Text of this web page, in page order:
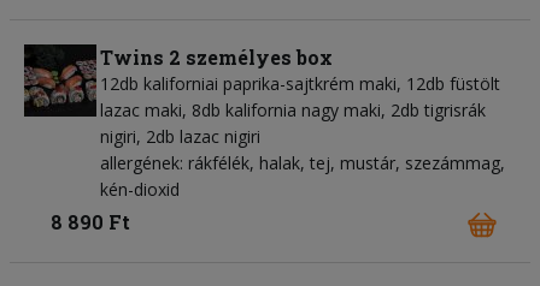
Twins 2 személyes box
12db kaliforniai paprika-sajtkrém maki, 12db füstölt
lazac maki, 8db kalifornia nagy maki, 2db tigrisrák
nigiri, 2db lazac nigiri
allergének: rákfélék, halak, tej, mustár, szezámmag,
kén-dioxid
8 890 Ft